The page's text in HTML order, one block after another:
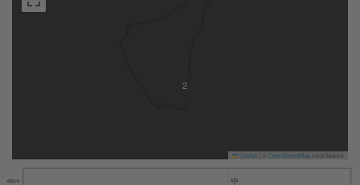
2
Leaflet OpenStreetMapcontributors
650 m 636